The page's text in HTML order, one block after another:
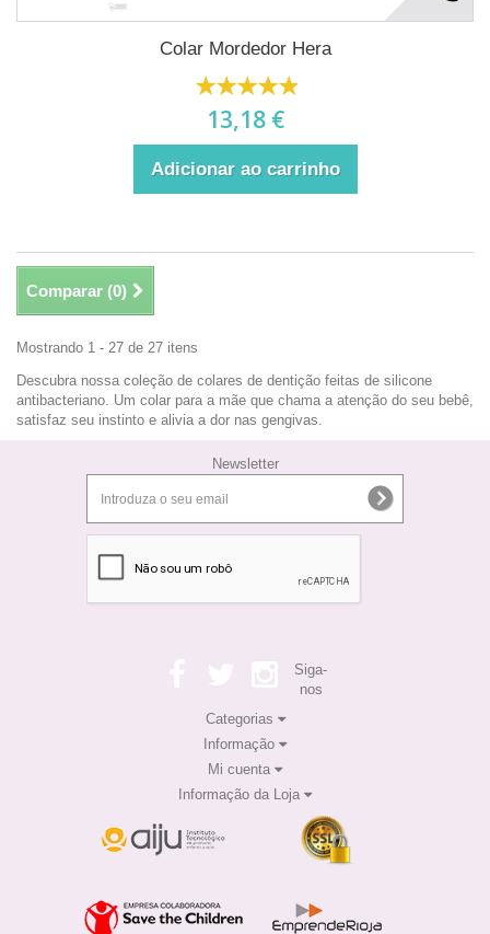
Colar Mordedor Hera
13,18 €
Adicionar ao carrinho
Comparar (0)
Mostrando 1 - 27 de 27 itens
Descubra nossa coleção de colares de dentição feitas de silicone
antibacteriano. Um colar para a mãe que chama a atenção do seu bebê,
satisfaz seu instinto e alivia a dor nas gengivas.
Newsletter
Siga-
nos
Categorias
Informação
Mi cuenta
Informação da Loja